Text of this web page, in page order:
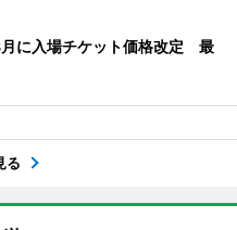
に入場チケット価格改定 最
る